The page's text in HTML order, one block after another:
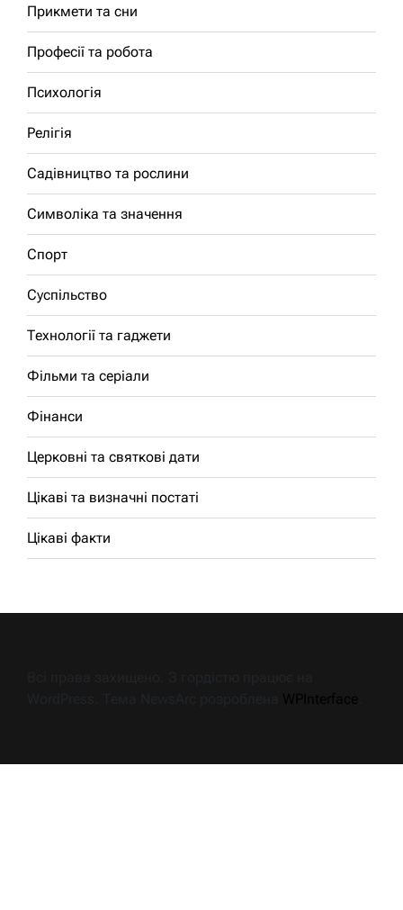
Прикмети та сни
Професії та робота
Психологія
Релігія
Садівництво та рослини
Символіка та значення
Спорт
Суспільство
Технології та гаджети
Фільми та серіали
Фінанси
Церковні та святкові дати
Цікаві та визначні постаті
Цікаві факти